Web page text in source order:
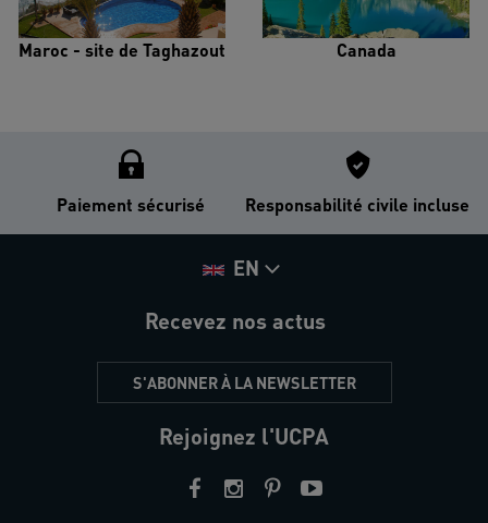
Maroc - site de Taghazout Canada
Paiement sécurisé Responsabilité civile incluse
EN
Recevez nos actus
S'ABONNER À LA NEWSLETTER
Rejoignez l'UCPA